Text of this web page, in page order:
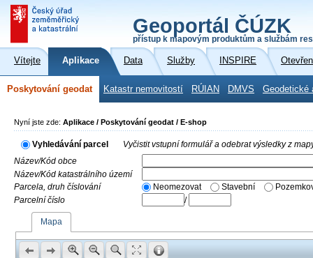
Geoportál ČÚZK
přístup k mapovým produktům a službám
Vítejte Aplikace Data Služby INSPIRE
Poskytování geodat Katastr nemovitostí RÚIAN DMVS Geodetické
Nyní jste zde: Aplikace / Poskytování geodat / E-shop
Vyhledávání parcel
Vyčistit vstupní formulář a odebrat výsledky z
Název/Kód obce
Název/Kód katastrálního území
Parcela, druh číslování
Neomezovat Stavební
Parcelní číslo
/
Mapa